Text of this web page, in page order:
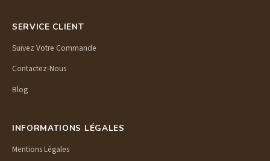
SERVICE CLIENT
Suivez Votre Commande
Contactez-Nous
Blog
INFORMATIONS LÉGALES
Mentions Légales